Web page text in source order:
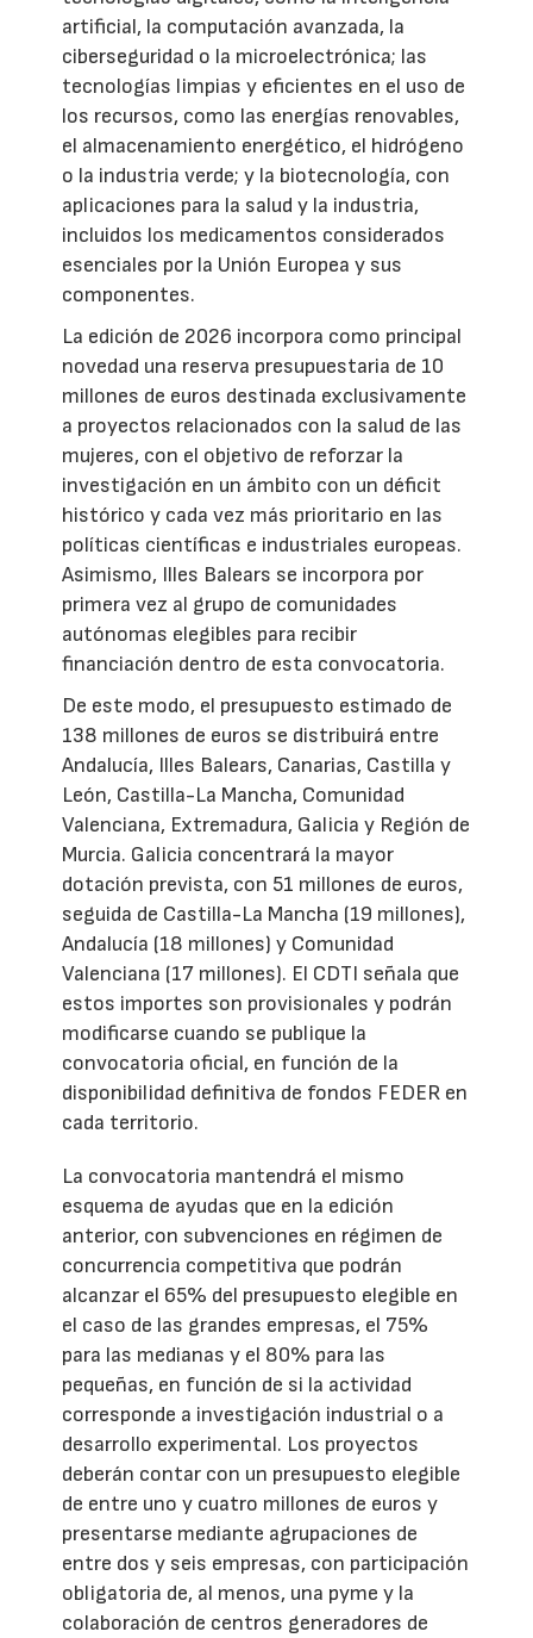
artificial, la computación avanzada, la
ciberseguridad o la microelectrónica; las
tecnologías limpias y eficientes en el uso de
los recursos, como las energías renovables,
el almacenamiento energético, el hidrógeno
o la industria verde; y la biotecnología, con
aplicaciones para la salud y la industria,
incluidos los medicamentos considerados
esenciales por la Unión Europea y sus
componentes.
La edición de 2026 incorpora como principal
novedad una reserva presupuestaria de 10
millones de euros destinada exclusivamente
a proyectos relacionados con la salud de las
mujeres, con el objetivo de reforzar la
investigación en un ámbito con un déficit
histórico y cada vez más prioritario en las
políticas científicas e industriales europeas.
Asimismo, Illes Balears se incorpora por
primera vez al grupo de comunidades
autónomas elegibles para recibir
financiación dentro de esta convocatoria.
De este modo, el presupuesto estimado de
138 millones de euros se distribuirá entre
Andalucía, Illes Balears, Canarias, Castilla y
León, Castilla-La Mancha, Comunidad
Valenciana, Extremadura, Galicia y Región de
Murcia. Galicia concentrará la mayor
dotación prevista, con 51 millones de euros,
seguida de Castilla-La Mancha (19 millones),
Andalucía (18 millones) y Comunidad
Valenciana (17 millones). El CDTI señala que
estos importes son provisionales y podrán
modificarse cuando se publique la
convocatoria oficial, en función de la
disponibilidad definitiva de fondos FEDER en
cada territorio.
La convocatoria mantendrá el mismo
esquema de ayudas que en la edición
anterior, con subvenciones en régimen de
concurrencia competitiva que podrán
alcanzar el 65% del presupuesto elegible en
el caso de las grandes empresas, el 75%
para las medianas y el 80% para las
pequeñas, en función de si la actividad
corresponde a investigación industrial o a
desarrollo experimental. Los proyectos
deberán contar con un presupuesto elegible
de entre uno y cuatro millones de euros y
presentarse mediante agrupaciones de
entre dos y seis empresas, con participación
obligatoria de, al menos, una pyme y la
colaboración de centros generadores de